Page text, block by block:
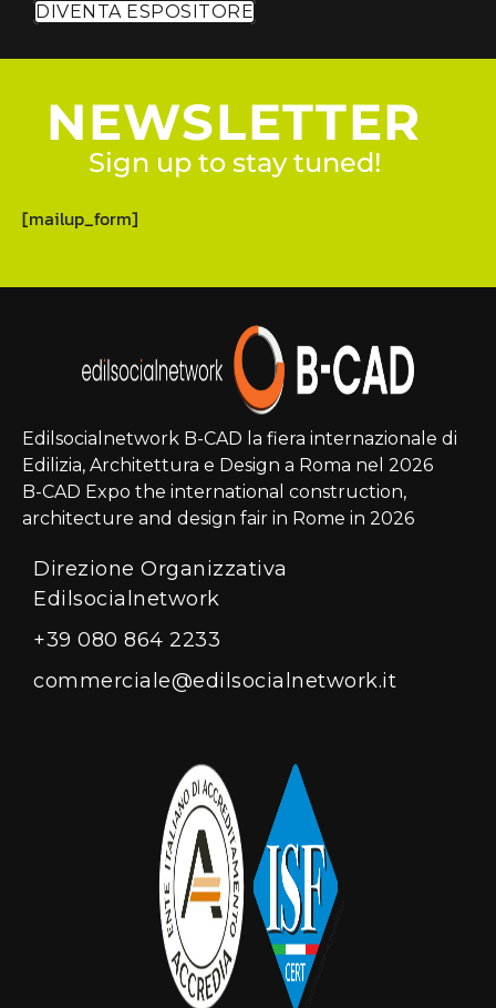
DIVENTA ESPOSITORE
NEWSLETTER
Sign up to stay tuned!
[mailup_form]
Edilsocialnetwork B-CAD la fiera internazionale di
Edilizia, Architettura e Design a Roma nel 2026
B-CAD Expo the international construction,
architecture and design fair in Rome in 2026
Direzione Organizzativa
Edilsocialnetwork
+39 080 864 2233
commerciale@edilsocialnetwork.it